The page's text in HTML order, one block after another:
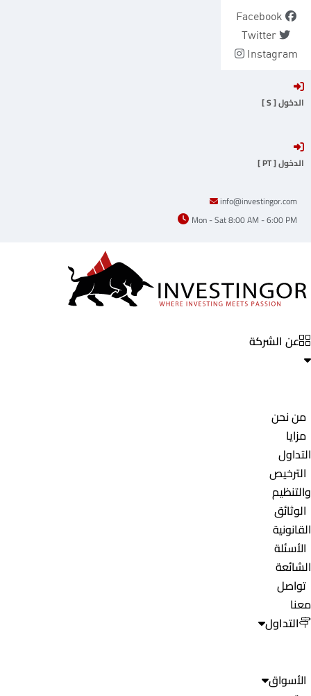
content
Facebook
Twitter
Instagram
الدخول [ S ]
الدخول [ PT ]
info@investingor.com
Mon - Sat 8:00 AM - 6:00 PM
عن الشركة
من نحن
مزايا
التداول
الترخيص
والتنظيم
الوثائق
القانونية
الأسئلة
الشائعة
تواصل
معنا
التداول
الأسواق